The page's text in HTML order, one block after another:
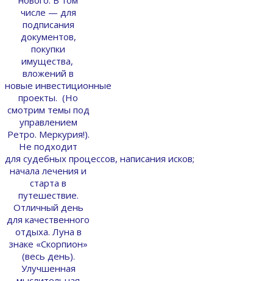
числе — для
подписания
документов,
покупки
имущества,
вложений в
новые инвестиционные
проекты. (Но
смотрим темы под
управлением
Ретро. Меркурия!).
Не подходит
для судебных процессов, написания исков;
начала лечения и
старта в
путешествие.
Отличный день
для качественного
отдыха. Луна в
знаке «Скорпион»
(весь день).
Улучшенная